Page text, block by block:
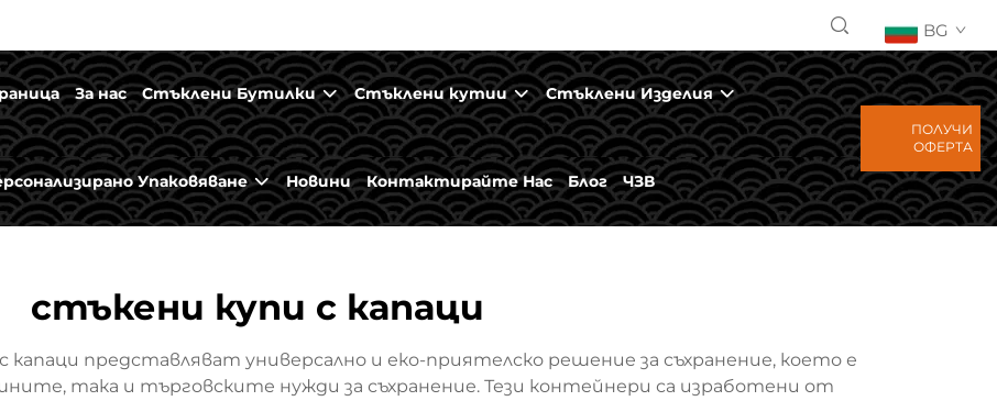
BG
За нас Стъклени Бутилки Стъклени кутии Стъклени Изделия
Упаковяване Новини Контактирайте Нас Блог ЧЗВ
ПОЛУЧИ
ОФЕРТА
стъкени купи с капаци
представляват универсално и еко-приятелско решение за съхранение, което е
така и търговските нужди за съхранение. Тези контейнери са изработени от